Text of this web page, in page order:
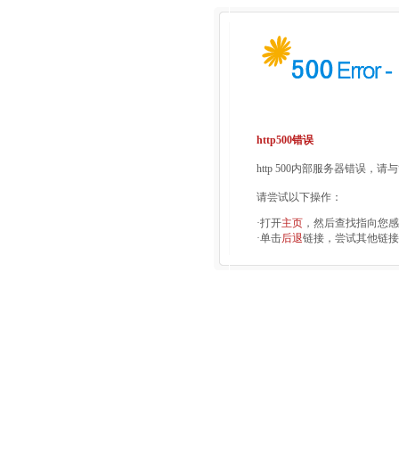
http500错误
http 500内部服务器错误，请
请尝试以下操作：
·打开主页 ，然后查找指向您
·单击后退链接，尝试其他链